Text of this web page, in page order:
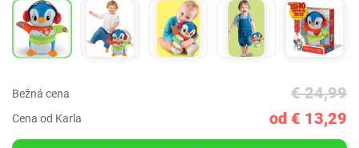
Bežná cena € 24,99
Cena od Karla od € 13,29